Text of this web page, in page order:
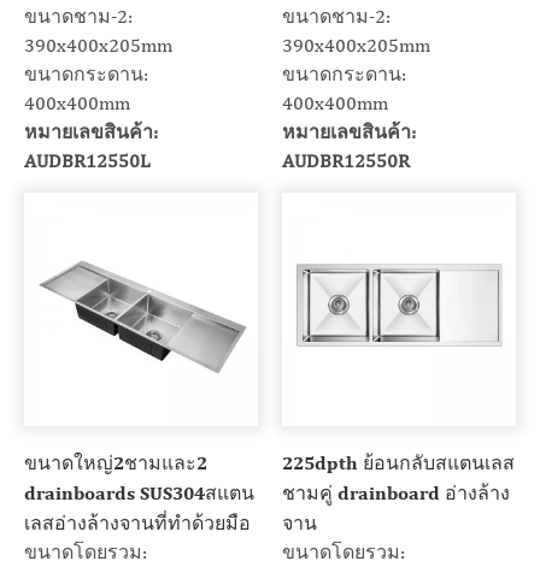
ขนาดชาม-2:
390x400x205mm
ขนาดกระดาน:
400x400mm
หมายเลขสินค้า:
AUDBR12550L
ขนาดชาม-2:
390x400x205mm
ขนาดกระดาน:
400x400mm
หมายเลขสินค้า:
AUDBR12550R
ขนาดใหญ่2ชามและ2
drainboards SUS304สแตน
เลสอ่างล้างจานที่ทำด้วยมือ
ขนาดโดยรวม:
225dpth ย้อนกลับสแตนเลส
ชามคู่ drainboard อ่างล้าง
จาน
ขนาดโดยรวม: